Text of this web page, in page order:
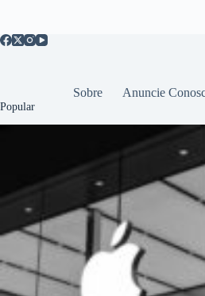
Sobre Anuncie
Popular